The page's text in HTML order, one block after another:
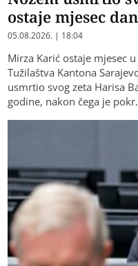
ostaje mjesec
05.08.2026. | 18:04
Mirza Karić ostaje mjesec
Tužilaštva Kantona
usmrtio svog zeta Harisa
godine, nakon čega je